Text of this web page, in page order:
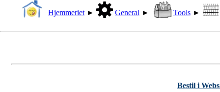
Hjemmeriet ► General ► Tools ►
Bestil i